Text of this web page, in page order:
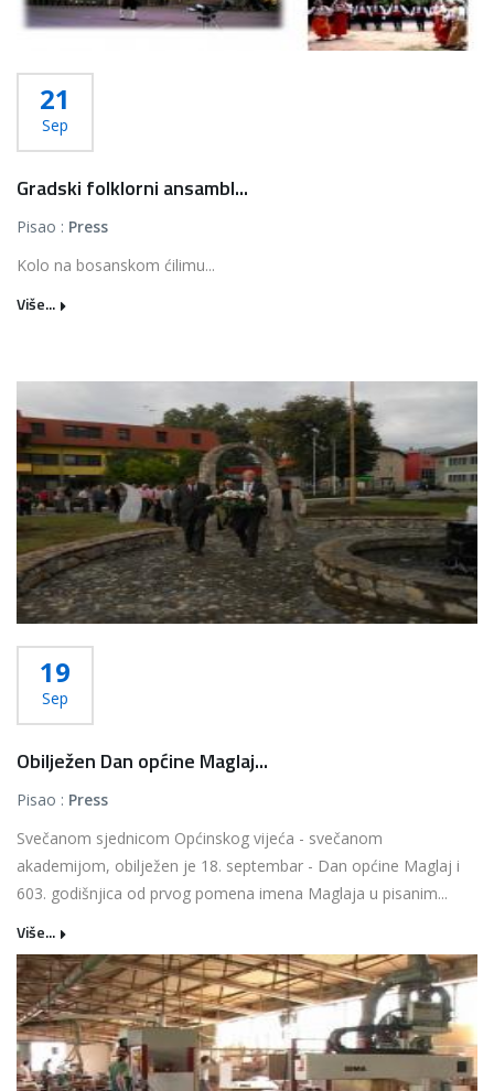
21
Sep
Gradski folklorni ansambl...
Pisao : Press
Kolo na bosanskom ćilimu...
Više...
19
Sep
Obilježen Dan općine Maglaj...
Pisao : Press
Svečanom sjednicom Općinskog vijeća - svečanom
akademijom, obilježen je 18. septembar - Dan općine Maglaj i
603. godišnjica od prvog pomena imena Maglaja u pisanim...
Više...